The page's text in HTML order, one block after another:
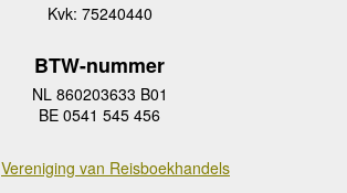
Kvk: 75240440
BTW-nummer
NL 860203633 B01
BE 0541 545 456
Vereniging van Reisboekhandels